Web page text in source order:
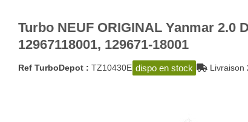
Turbo NEUF ORIGINAL Yanmar 2.0
12967118001, 129671-18001
Ref TurboDepot : TZ10430E dispo en stock Livraison